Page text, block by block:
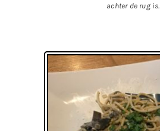
achter de rug is.